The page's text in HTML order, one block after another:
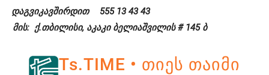
Skipდაგვიკავშირდით
555 13 43 43
მის: ქ.თბილისი, აკაკი ბელიაშვილის # 145 ბ
Ts.TIME • თიეს თაიმი